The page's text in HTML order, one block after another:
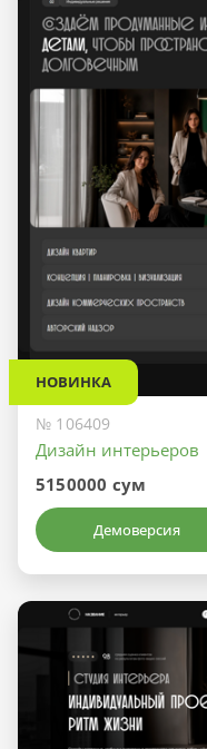
НОВИНКА
№ 106409
Дизайн интерьеров
5150000 сум
Демоверсия